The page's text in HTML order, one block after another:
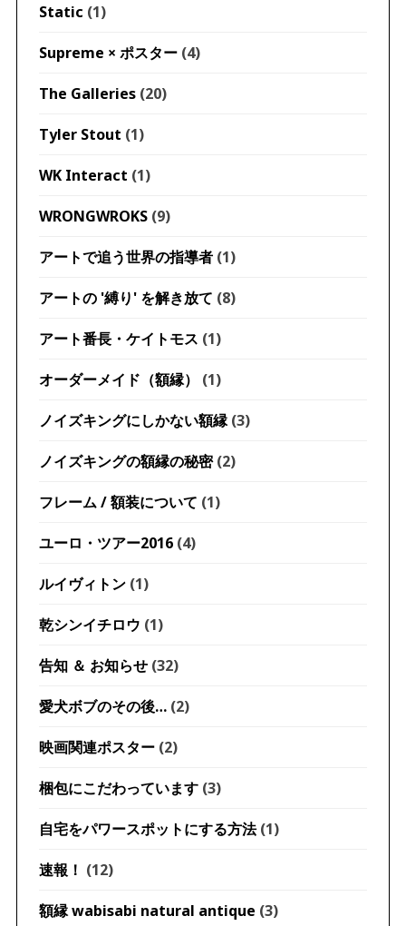
Static (1)
Supreme × ポスター(4)
The Galleries(20)
Tyler Stout (1)
WK Interact (1)
WRONGWROKS(9)
アートで追う世界の指導者(1)
アートの '縛り' を解き放て (8)
アート番長・ケイトモス (1)
オーダーメイド（額縁） (1)
ノイズキングにしかない額縁(3)
ノイズキングの額縁の秘密(2)
フレーム / 額装について (1)
ユーロ・ツアー2016(4)
ルイヴィトン(1)
乾シンイチロウ (1)
告知 ＆ お知らせ(32)
愛犬ボブのその後…(2)
映画関連ポスター(2)
梱包にこだわっています(3)
自宅をパワースポットにする方法(1)
速報！ (12)
額縁 wabisabi natural antique (3)